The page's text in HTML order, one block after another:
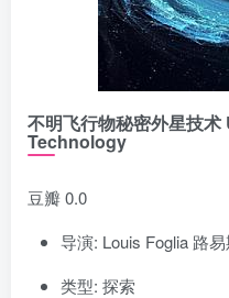
不明飞行物秘密外星技
Technology
豆瓣 0.0
导演: Louis Foglia 路易
类型: 探索